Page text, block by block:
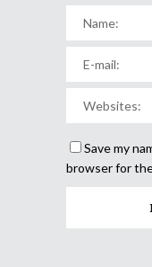
Save my
browser for